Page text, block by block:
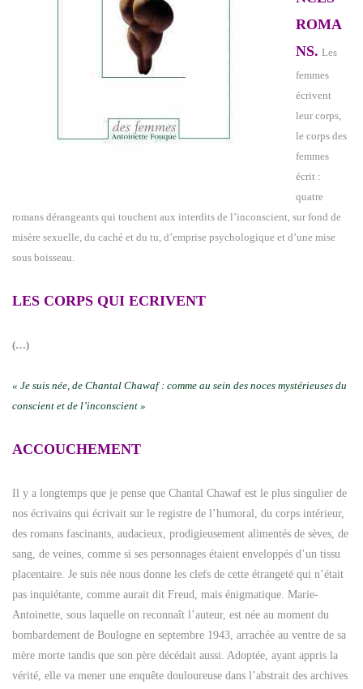
ROMA
NS. Les
femmes
écrivent
leur corps,
le corps des
femmes
écrit :
quatre
romans dérangeants qui touchent aux interdits de l’inconscient, sur fond de
misère sexuelle, du caché et du tu, d’emprise psychologique et d’une mise
sous boisseau.
LES CORPS QUI ECRIVENT
(…)
« Je suis née, de Chantal Chawaf : comme au sein des noces mystérieuses du
conscient et de l’inconscient »
ACCOUCHEMENT
Il y a longtemps que je pense que Chantal Chawaf est le plus singulier de
nos écrivains qui écrivait sur le registre de l’humoral, du corps intérieur,
des romans fascinants, audacieux, prodigieusement alimentés de sèves, de
sang, de veines, comme si ses personnages étaient enveloppés d’un tissu
placentaire. Je suis née nous donne les clefs de cette étrangeté qui n’était
pas inquiétante, comme aurait dit Freud, mais énigmatique. Marie-
Antoinette, sous laquelle on reconnaît l’auteur, est née au moment du
bombardement de Boulogne en septembre 1943, arrachée au ventre de sa
mère morte tandis que son père décédait aussi. Adoptée, ayant appris la
vérité, elle va mener une enquête douloureuse dans l’abstrait des archives